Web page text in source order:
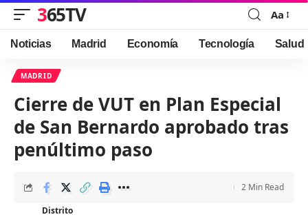
365TV
Font
Resizer
Aa
Noticias Madrid Economía Tecnología Salud
MADRID
Cierre de VUT en Plan Especial
de San Bernardo aprobado tras
penúltimo paso
Distrito
2 Min Read